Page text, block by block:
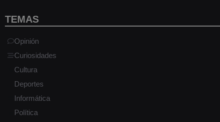
TEMAS
Opinión
Curiosidades
Cultura
Deportes
Informática
Política